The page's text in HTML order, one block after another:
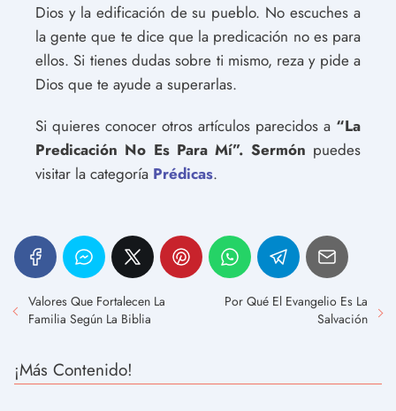
Dios y la edificación de su pueblo. No escuches a
la gente que te dice que la predicación no es para
ellos. Si tienes dudas sobre ti mismo, reza y pide a
Dios que te ayude a superarlas.
Si quieres conocer otros artículos parecidos a “La
Predicación No Es Para Mí”. Sermón puedes
visitar la categoría Prédicas.
Valores Que Fortalecen La
Familia Según La Biblia
Por Qué El Evangelio Es La
Salvación
¡Más Contenido!